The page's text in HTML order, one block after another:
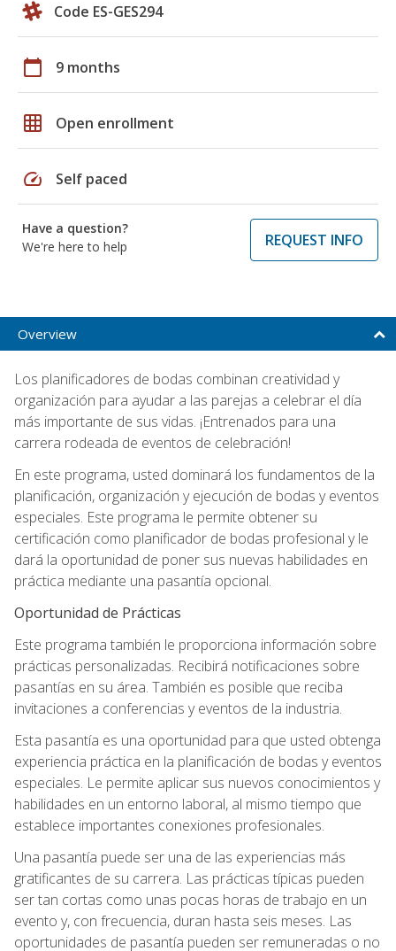
Code ES-GES294
calendar_today 9 months
grid_on Open enrollment
speed Self paced
Have a question?
We're here to help
REQUEST INFO
Overview
Los planificadores de bodas combinan creatividad y
organización para ayudar a las parejas a celebrar el día
más importante de sus vidas. ¡Entrenados para una
carrera rodeada de eventos de celebración!
En este programa, usted dominará los fundamentos de la
planificación, organización y ejecución de bodas y eventos
especiales. Este programa le permite obtener su
certificación como planificador de bodas profesional y le
dará la oportunidad de poner sus nuevas habilidades en
práctica mediante una pasantía opcional.
Oportunidad de Prácticas
Este programa también le proporciona información sobre
prácticas personalizadas. Recibirá notificaciones sobre
pasantías en su área. También es posible que reciba
invitaciones a conferencias y eventos de la industria.
Esta pasantía es una oportunidad para que usted obtenga
experiencia práctica en la planificación de bodas y eventos
especiales. Le permite aplicar sus nuevos conocimientos y
habilidades en un entorno laboral, al mismo tiempo que
establece importantes conexiones profesionales.
Una pasantía puede ser una de las experiencias más
gratificantes de su carrera. Las prácticas típicas pueden
ser tan cortas como unas pocas horas de trabajo en un
evento y, con frecuencia, duran hasta seis meses. Las
oportunidades de pasantía pueden ser remuneradas o no